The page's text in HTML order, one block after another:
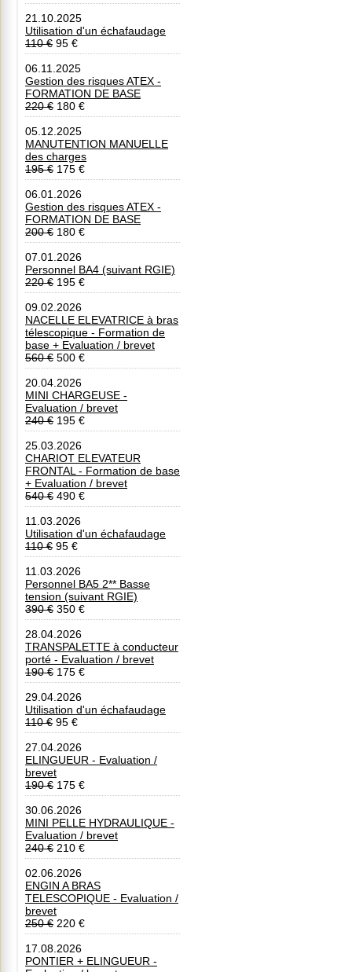
21.10.2025
Utilisation d'un échafaudage
110 € 95 €
06.11.2025
Gestion des risques ATEX -
FORMATION DE BASE
220 € 180 €
05.12.2025
MANUTENTION MANUELLE
des charges
195 € 175 €
06.01.2026
Gestion des risques ATEX -
FORMATION DE BASE
200 € 180 €
07.01.2026
Personnel BA4 (suivant RGIE)
220 € 195 €
09.02.2026
NACELLE ELEVATRICE à bras
télescopique - Formation de
base + Evaluation / brevet
560 € 500 €
20.04.2026
MINI CHARGEUSE -
Evaluation / brevet
240 € 195 €
25.03.2026
CHARIOT ELEVATEUR
FRONTAL - Formation de base
+ Evaluation / brevet
540 € 490 €
11.03.2026
Utilisation d'un échafaudage
110 € 95 €
11.03.2026
Personnel BA5 2** Basse
tension (suivant RGIE)
390 € 350 €
28.04.2026
TRANSPALETTE à conducteur
porté - Evaluation / brevet
190 € 175 €
29.04.2026
Utilisation d'un échafaudage
110 € 95 €
27.04.2026
ELINGUEUR - Evaluation /
brevet
190 € 175 €
30.06.2026
MINI PELLE HYDRAULIQUE -
Evaluation / brevet
240 € 210 €
02.06.2026
ENGIN A BRAS
TELESCOPIQUE - Evaluation /
brevet
250 € 220 €
17.08.2026
PONTIER + ELINGUEUR -